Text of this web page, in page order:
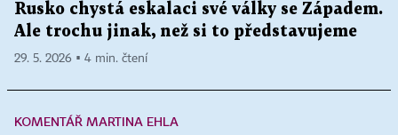
Rusko chystá eskalaci své války se Západem.
Ale trochu jinak, než si to představujeme
29. 5. 2026 ▪ 4 min. čtení
KOMENTÁŘ MARTINA EHLA